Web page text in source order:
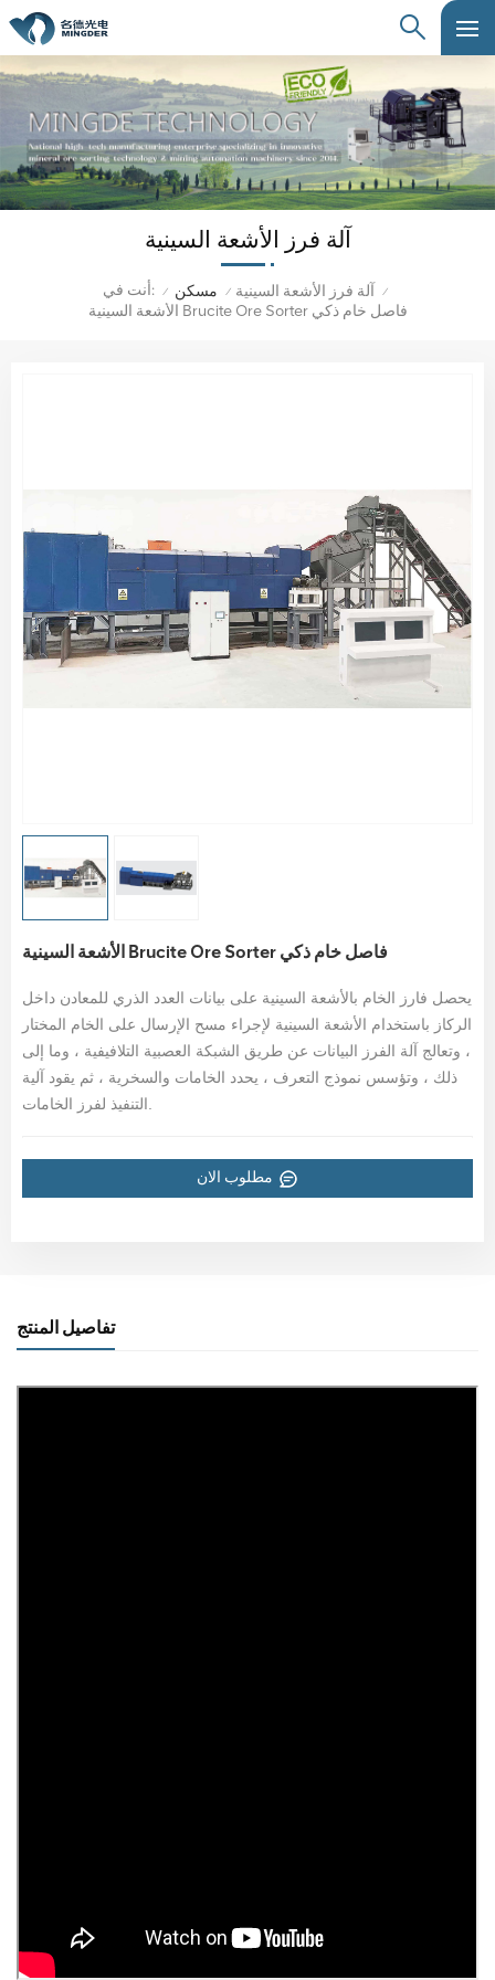
آلة فرز الأشعة السينية
أنت في: / مسكن / آلة فرز الأشعة السينية /
الأشعة السينية Brucite Ore Sorter فاصل خام ذكي
الأشعة السينية Brucite Ore Sorter فاصل خام ذكي
يحصل فارز الخام بالأشعة السينية على بيانات العدد الذري للمعادن داخل
الركاز باستخدام الأشعة السينية لإجراء مسح الإرسال على الخام المختار
، وتعالج آلة الفرز البيانات عن طريق الشبكة العصبية التلافيفية ، وما إلى
ذلك ، وتؤسس نموذج التعرف ، يحدد الخامات والسخرية ، ثم يقود آلية
التنفيذ لفرز الخامات.
تفاصيل المنتج